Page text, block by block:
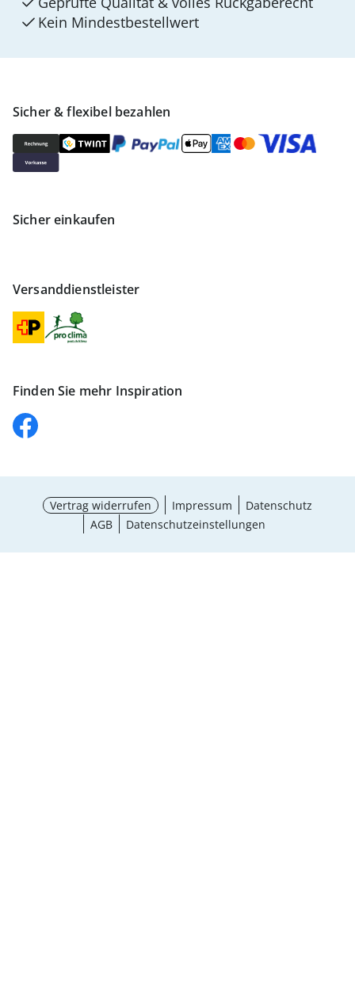
Sicher & flexibel bezahlen
Sicher einkaufen
Versanddienstleister
Finden Sie mehr Inspiration
Kein Mindest­bestellwert
Vertrag widerrufen Impressum
Datenschutz
AGB
Datenschutzeinstellungen